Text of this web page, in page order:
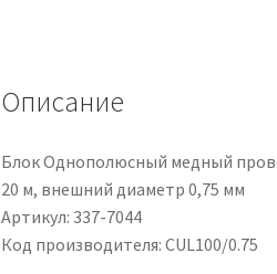
21
lunghezza
20m,
diam.
0.75mm
Описание
Блок Однополюсный медный
20 м, внешний диаметр 0,75 мм
Артикул: 337-7044
Код производителя: CUL100/0.75